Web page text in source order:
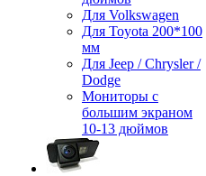
Для Volkswagen
Для Toyota 200*100
мм
Для Jeep / Chrysler /
Dodge
Мониторы с
большим экраном
10-13 дюймов